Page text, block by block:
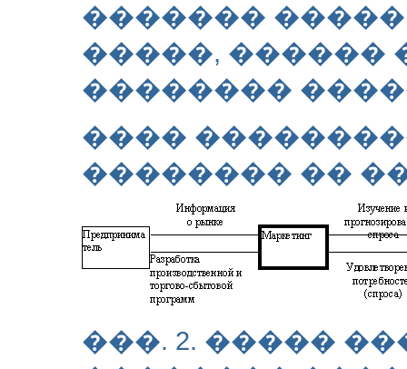
�������
�����, ������
��������
����
�������� ��
���. 2. �����